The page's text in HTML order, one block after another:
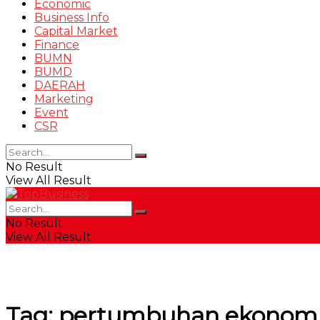
Economic
Business Info
Capital Market
Finance
BUMN
BUMD
DAERAH
Marketing
Event
CSR
No Result
View All Result
No Result
View All Result